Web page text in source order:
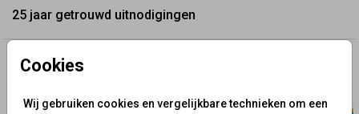
Cookies
Wij gebruiken cookies en vergelijkbare technieken om een
25 jaar getrouwd uitnodigingen
✨ Deze ontwerpen vind je misschien ook leuk